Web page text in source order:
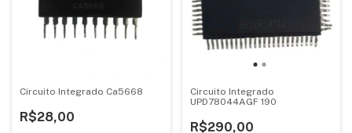
Circuito Integrado Ca5668
R$28,00
Circuito Integrado
UPD78044AGF 190
R$290,00